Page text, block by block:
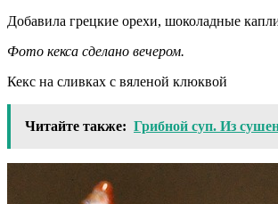
Добавила грецкие орехи, шоколадные
Фото кекса сделано вечером.
Кекс на сливках с вяленой клюквой
Читайте также: Грибной суп. Из